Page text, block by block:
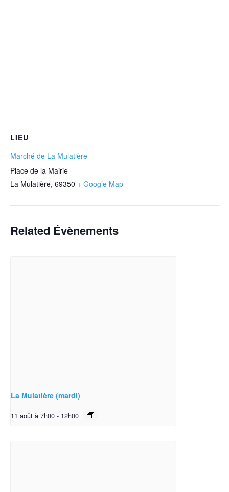
LIEU
Marché de La Mulatière
Place de la Mairie
La Mulatière, 69350 + Google Map
Related Évènements
La Mulatière (mardi)
11 août à 7h00 - 12h00